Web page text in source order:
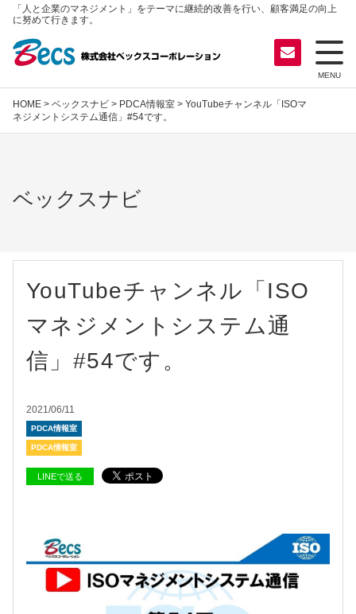
「人と企業のマネジメント」をテーマに継続的改善を行い、顧客満足の向上
に努めて行きます。
MENU
HOME > ベックスナビ > PDCA情報室 > YouTubeチャンネル「ISOマ
ネジメントシステム通信」#54です。
ベックスナビ
YouTubeチャンネル「ISO
マネジメントシステム通
信」#54です。
2021/06/11
PDCA情報室
PDCA情報室
LINEで送る